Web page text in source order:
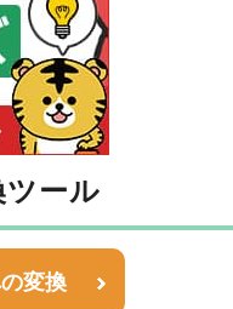
ツール
変換